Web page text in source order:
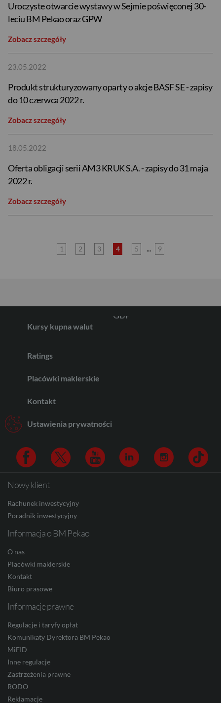
Uroczyste otwarcie wystawy w Sejmie poświęconej 30-
leciu BM Pekao oraz GPW
Zobacz szczegóły
23.05.2022
Produkt strukturyzowany oparty o akcje BASF SE - zapisy
do 10 czerwca 2022 r.
Zobacz szczegóły
18.05.2022
Oferta obligacji serii AM3 KRUK S.A. - zapisy do 31 maja
2022 r.
Zobacz szczegóły
1 2 3 4 5 ... 9
Kursy kupna walut
USD
EUR
CAD
Ratings
Placówki maklerskie
Kontakt
Ustawienia prywatności
Facebook
Nowy klient
Rachunek inwestycyjny
Poradnik inwestycyjny
Informacja o BM Pekao
O nas
Placówki maklerskie
Kontakt
Biuro prasowe
Informacje prawne
Regulacje i taryfy opłat
Komunikaty Dyrektora BM Pekao
MiFID
Inne regulacje
Zastrzeżenia prawne
RODO
Reklamacje